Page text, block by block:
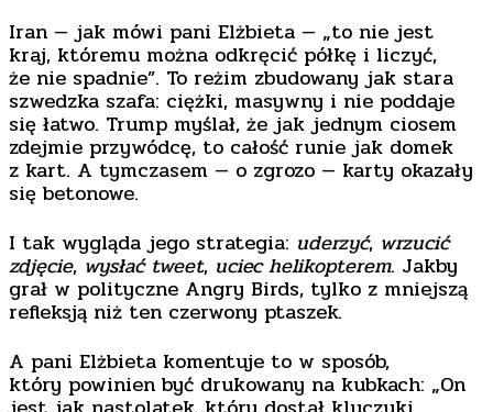
Iran — jak mówi pani Elżbieta — „to nie jest
kraj, któremu można odkręcić półkę i liczyć,
że nie spadnie”. To reżim zbudowany jak stara
szwedzka szafa: ciężki, masywny i nie poddaje
się łatwo. Trump myślał, że jak jednym ciosem
zdejmie przywódcę, to całość runie jak domek
z kart. A tymczasem — o zgrozo — karty okazały
się betonowe.
I tak wygląda jego strategia: uderzyć, wrzucić
zdjęcie, wysłać tweet, uciec helikopterem. Jakby
grał w polityczne Angry Birds, tylko z mniejszą
refleksją niż ten czerwony ptaszek.
A pani Elżbieta komentuje to w sposób,
który powinien być drukowany na kubkach: „On